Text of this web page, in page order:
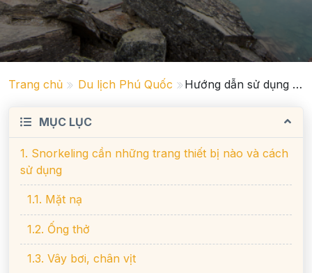
Trang chủ Du lịch Phú Quốc Hướng dẫn sử dụng đồ bảo hộ snorkeling tại Phú Quốc
MỤC LỤC
1. Snorkeling cần những trang thiết bị nào và cách
sử dụng
1.1. Mặt nạ
1.2. Ống thở
1.3. Vây bơi, chân vịt